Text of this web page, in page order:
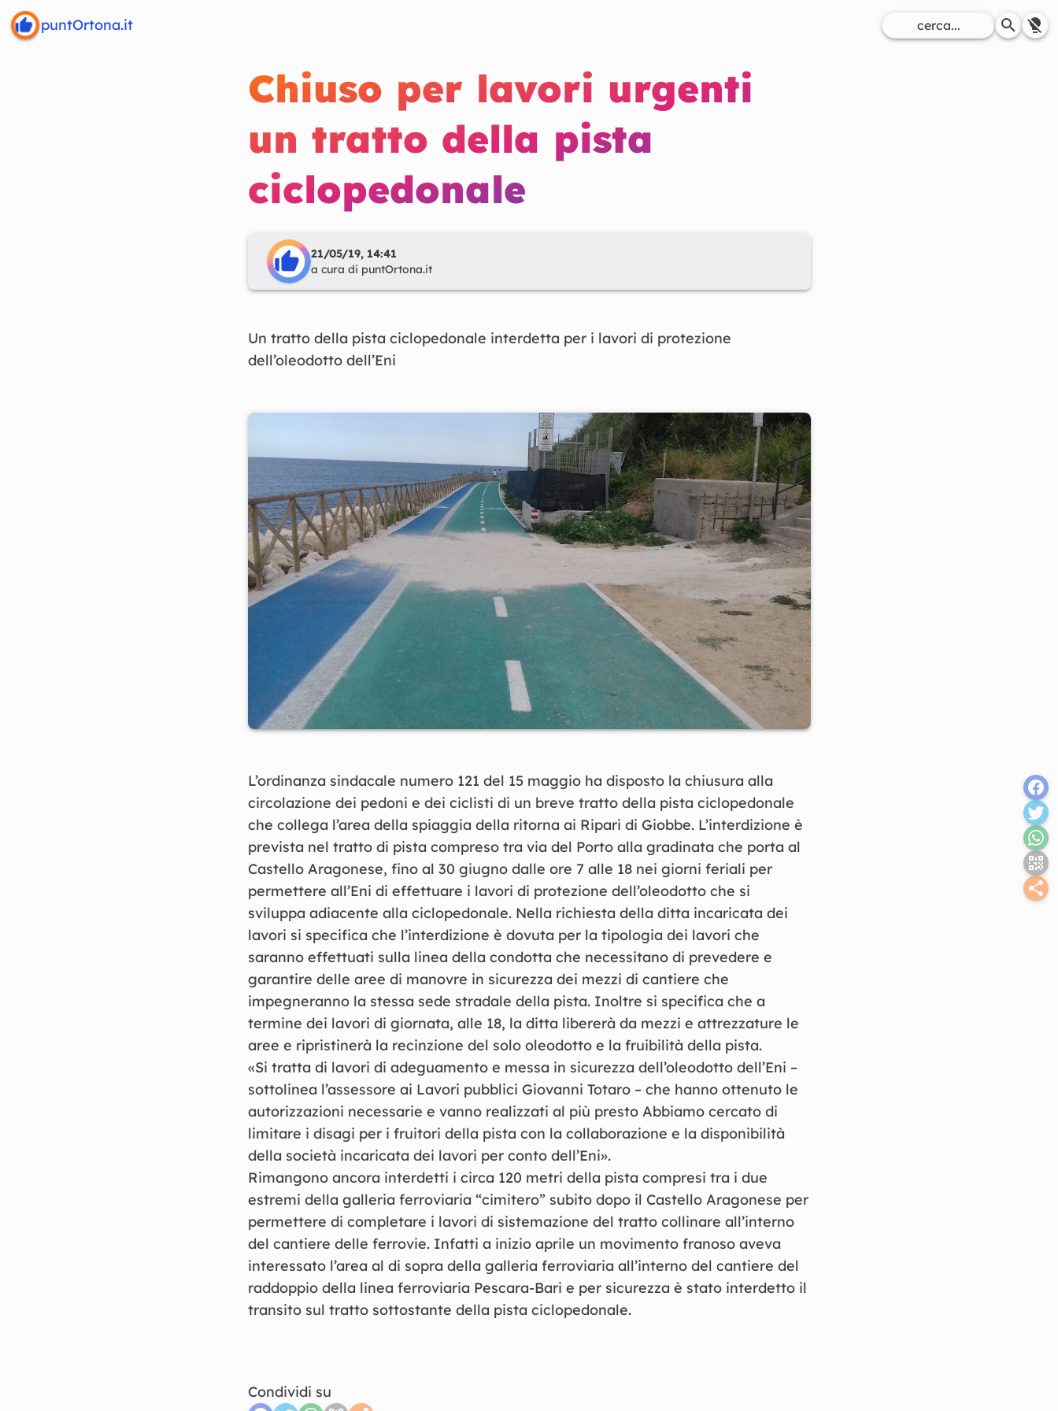
Chiuso per lavori urgenti
un tratto della pista
ciclopedonale
21/05/19, 14:41
a cura di puntOrtona.it
Un tratto della pista ciclopedonale interdetta per i lavori di protezione
dell’oleodotto dell’Eni
L’ordinanza sindacale numero 121 del 15 maggio ha disposto la chiusura alla
circolazione dei pedoni e dei ciclisti di un breve tratto della pista ciclopedonale
che collega l’area della spiaggia della ritorna ai Ripari di Giobbe. L’interdizione è
prevista nel tratto di pista compreso tra via del Porto alla gradinata che porta al
Castello Aragonese, fino al 30 giugno dalle ore 7 alle 18 nei giorni feriali per
permettere all’Eni di effettuare i lavori di protezione dell’oleodotto che si
sviluppa adiacente alla ciclopedonale. Nella richiesta della ditta incaricata dei
lavori si specifica che l’interdizione è dovuta per la tipologia dei lavori che
saranno effettuati sulla linea della condotta che necessitano di prevedere e
garantire delle aree di manovre in sicurezza dei mezzi di cantiere che
impegneranno la stessa sede stradale della pista. Inoltre si specifica che a
termine dei lavori di giornata, alle 18, la ditta libererà da mezzi e attrezzature le
aree e ripristinerà la recinzione del solo oleodotto e la fruibilità della pista.
«Si tratta di lavori di adeguamento e messa in sicurezza dell’oleodotto dell’Eni –
sottolinea l’assessore ai Lavori pubblici Giovanni Totaro – che hanno ottenuto le
autorizzazioni necessarie e vanno realizzati al più presto Abbiamo cercato di
limitare i disagi per i fruitori della pista con la collaborazione e la disponibilità
della società incaricata dei lavori per conto dell’Eni».
Rimangono ancora interdetti i circa 120 metri della pista compresi tra i due
estremi della galleria ferroviaria “cimitero” subito dopo il Castello Aragonese per
permettere di completare i lavori di sistemazione del tratto collinare all’interno
del cantiere delle ferrovie. Infatti a inizio aprile un movimento franoso aveva
interessato l’area al di sopra della galleria ferroviaria all’interno del cantiere del
raddoppio della linea ferroviaria Pescara-Bari e per sicurezza è stato interdetto il
transito sul tratto sottostante della pista ciclopedonale.
Condividi su
puntOrtona.it